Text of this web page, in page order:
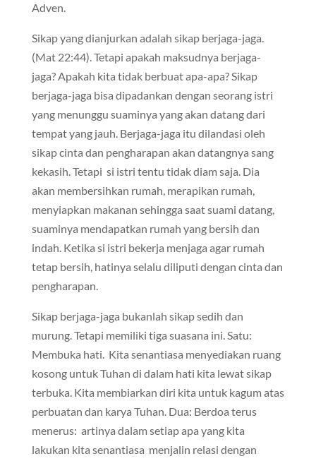
Adven.
Sikap yang dianjurkan adalah sikap berjaga-jaga.
(Mat 22:44). Tetapi apakah maksudnya berjaga-
jaga? Apakah kita tidak berbuat apa-apa? Sikap
berjaga-jaga bisa dipadankan dengan seorang istri
yang menunggu suaminya yang akan datang dari
tempat yang jauh. Berjaga-jaga itu dilandasi oleh
sikap cinta dan pengharapan akan datangnya sang
kekasih. Tetapi si istri tentu tidak diam saja. Dia
akan membersihkan rumah, merapikan rumah,
menyiapkan makanan sehingga saat suami datang,
suaminya mendapatkan rumah yang bersih dan
indah. Ketika si istri bekerja menjaga agar rumah
tetap bersih, hatinya selalu diliputi dengan cinta dan
pengharapan.
Sikap berjaga-jaga bukanlah sikap sedih dan
murung. Tetapi memiliki tiga suasana ini. Satu:
Membuka hati. Kita senantiasa menyediakan ruang
kosong untuk Tuhan di dalam hati kita lewat sikap
terbuka. Kita membiarkan diri kita untuk kagum atas
perbuatan dan karya Tuhan. Dua: Berdoa terus
menerus: artinya dalam setiap apa yang kita
lakukan kita senantiasa menjalin relasi dengan